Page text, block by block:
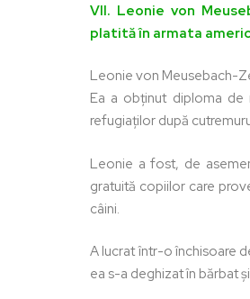
VII. Leonie von
platită în armata
Leonie von Meusebach-
Ea a obținut diploma de
refugiaților după
Leonie a fost, de
gratuită copiilor care
câini.
A lucrat într-o închisoare
ea s-a deghizat în bărbat